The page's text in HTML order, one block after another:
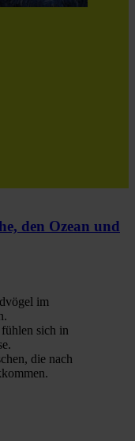
den Ozean und
im
sich in
die nach